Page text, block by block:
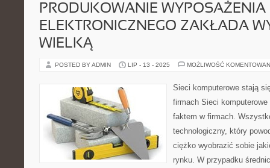
PRODUKOWANIE WYPOSAŻENIA
ELEKTRONICZNEGO ZAKŁADA
WIELKĄ
POSTED BY ADMIN LIP - 13 - 2025 MOŻLIWOŚĆ
Sieci komputerowe stają
firmach Sieci
faktem w firmach.
technologiczny, który
ciężko wyobrazić sobie
rynku. W przypadku